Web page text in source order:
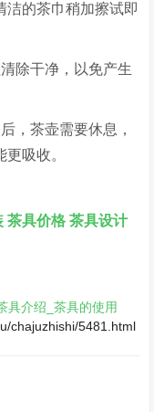
洁的茶巾稍加擦试即
除干净，以免产生
，茶壶需要休息，
吸收。
茶具价格 茶具设计
具介绍_茶具的使用
chajuzhishi/5481.html